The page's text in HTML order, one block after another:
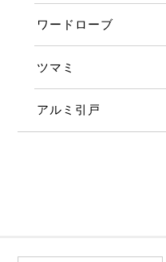
ワードローブ
ツマミ
アルミ引戸